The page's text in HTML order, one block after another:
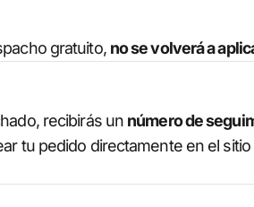
gratuito, no se volverá a
recibirás un número de
tu pedido directamente en el